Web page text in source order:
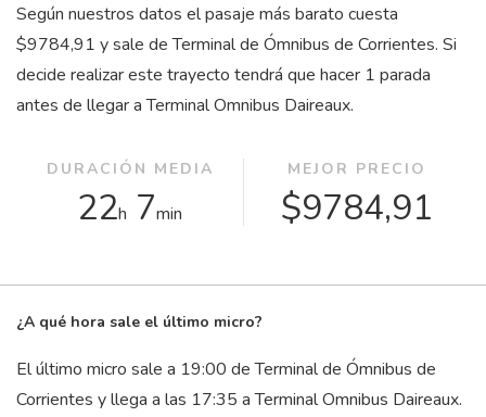
Según nuestros datos el pasaje más barato cuesta
$9784,91 y sale de Terminal de Ómnibus de Corrientes. Si
decide realizar este trayecto tendrá que hacer 1 parada
antes de llegar a Terminal Omnibus Daireaux.
DURACIÓN MEDIA
22h 7min
MEJOR PRECIO
$9784,91
¿A qué hora sale el último micro?
El último micro sale a 19:00 de Terminal de Ómnibus de
Corrientes y llega a las 17:35 a Terminal Omnibus Daireaux.